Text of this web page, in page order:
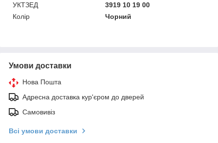
УКТЗЕД
3919 10 19 00
Колір
Чорний
Умови доставки
Нова Пошта
Адресна доставка кур'єром до дверей
Самовивіз
Всі умови доставки